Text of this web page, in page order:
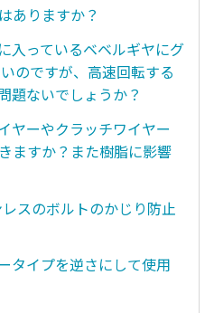
ありますか？
入っているベベルギヤにグ
のですが、高速回転する
題ないでしょうか？
ヤーやクラッチワイヤー
ますか？また樹脂に影響
スのボルトのかじり防止
タイプを逆さにして使用